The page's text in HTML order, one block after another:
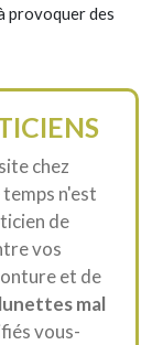
provoquer des
chez
temps n'est
de
vos
et de
mal
vous-